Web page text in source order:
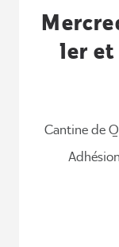
1er
Cantine de